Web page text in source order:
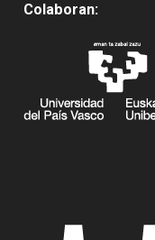
Colaboran: